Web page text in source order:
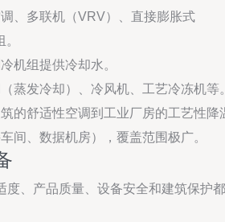
调、多联机（VRV）、直接膨胀式
机组提供冷却水。
（蒸发冷却）、冷风机、工艺冷冻机等
筑的舒适性空调到工业厂房的工艺性降
间、数据机房），覆盖范围极广。
度、产品质量、设备安全和建筑保护都